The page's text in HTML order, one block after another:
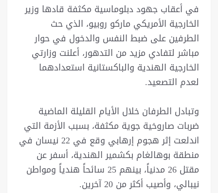
في أعقاب جهود دبلوماسية مكثفة قادها وزير
الخارجية الأمريكي ماركو روبيو، الذي حث
الطرفين على ضبط النفس والدخول في حوار
مباشر لتفادي مزيد من التدهور، أعلنت وزارتي
الخارجية الهندية والباكستانية استعدادهما
لعدم التصعيد.
وتبادل الطرفان خلال الأيام القليلة الماضية
ضربات صاروخية جوية مكثفة، بسبب الأزمة التي
اندلعت إثر هجوم إرهابي وقع في 22 نيسان في
منطقة بوهالغام بكشمير الهندية، أسفر عن
مقتل 26 مدنياً، بينهم 25 سائحاً هندياً ومواطن
نيبالي، وأصيب أكثر من 20 آخرين.